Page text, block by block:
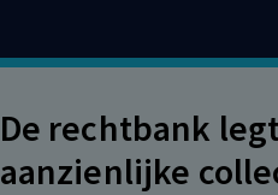
De rechtbank
aanzienlijke